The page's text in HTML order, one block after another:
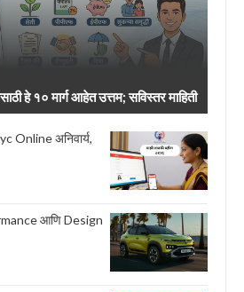
हे १० मार्ग आहेत उत्तम; सविस्तर माहिती
Online अनिवार्य,
आणि Design